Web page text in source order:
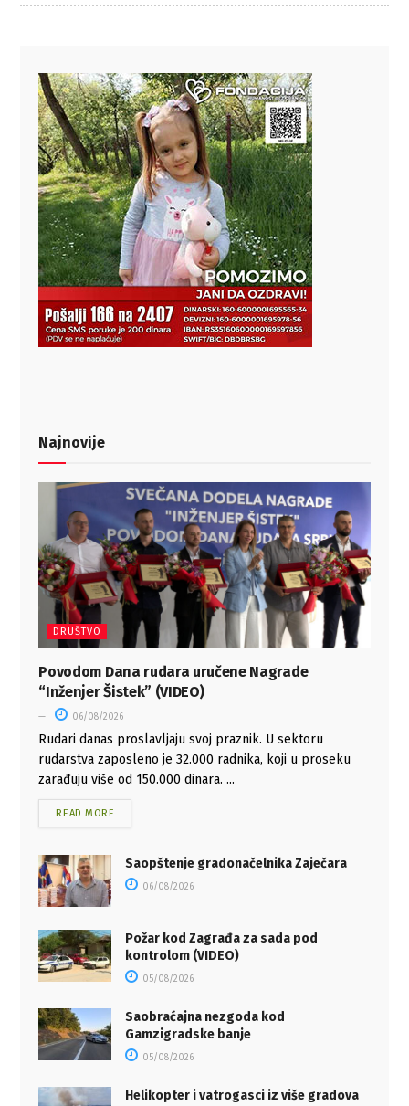
Najnovije
DRUŠTVO
Povodom Dana rudara uručene Nagrade
“Inženjer Šistek” (VIDEO)
06/08/2026
Rudari danas proslavljaju svoj praznik. U sektoru
rudarstva zaposleno je 32.000 radnika, koji u proseku
zarađuju više od 150.000 dinara. ...
READ MORE
Saopštenje gradonačelnika Zaječara
06/08/2026
Požar kod Zagrađa za sada pod
kontrolom (VIDEO)
05/08/2026
Saobraćajna nezgoda kod
Gamzigradske banje
05/08/2026
Helikopter i vatrogasci iz više gradova